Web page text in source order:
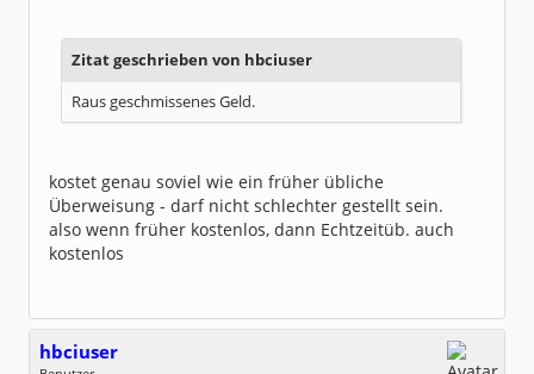
Zitat geschrieben von hbciuser
Raus geschmissenes Geld.
kostet genau soviel wie ein früher übliche
Überweisung - darf nicht schlechter gestellt sein.
also wenn früher kostenlos, dann Echtzeitüb. auch
kostenlos
hbciuser